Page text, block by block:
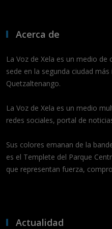
Acerca de
La Voz de Xela es un medio
sede en la segunda ciudad
Quetzaltenango.
La Voz de Xela es un medio
redes sociales, portal de
Sus colores emanan de la
es el Templete del Parque
que representan fuerza,
Actualidad